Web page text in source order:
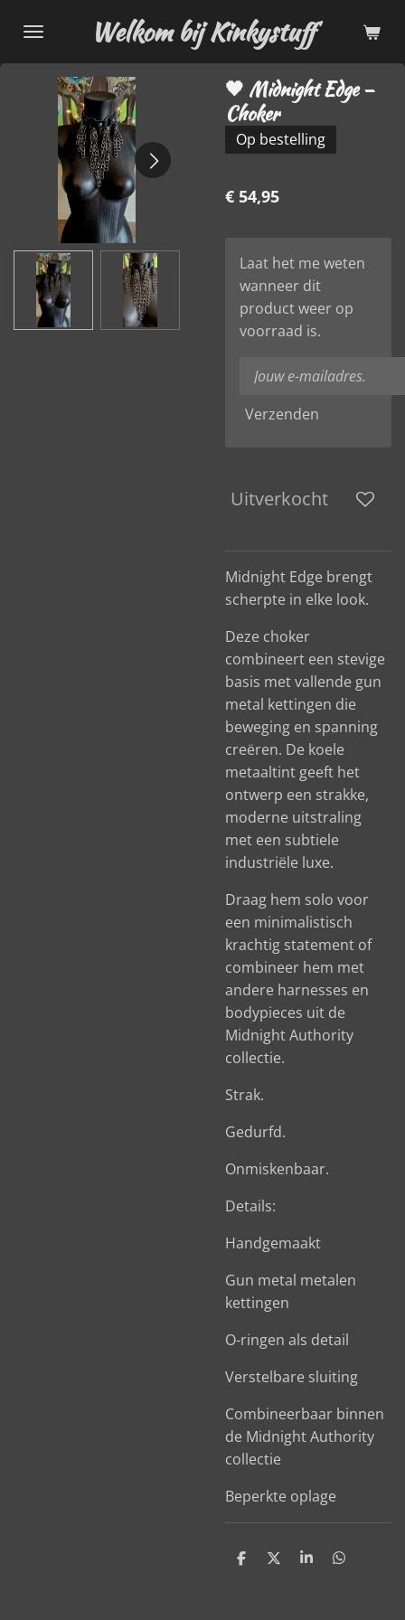
direct
naar
hoofdinhoud
Welkom bij Kinkystuff
🖤 Midnight Edge –
Choker
Op bestelling
€ 54,95
Laat het me weten
wanneer dit
product weer op
voorraad is.
Verzenden
Uitverkocht
Midnight Edge brengt
scherpte in elke look.
Deze choker
combineert een stevige
basis met vallende gun
metal kettingen die
beweging en spanning
creëren. De koele
metaaltint geeft het
ontwerp een strakke,
moderne uitstraling
met een subtiele
industriële luxe.
Draag hem solo voor
een minimalistisch
krachtig statement of
combineer hem met
andere harnesses en
bodypieces uit de
Midnight Authority
collectie.
Strak.
Gedurfd.
Onmiskenbaar.
Details:
Handgemaakt
Gun metal metalen
kettingen
O-ringen als detail
Verstelbare sluiting
Combineerbaar binnen
de Midnight Authority
collectie
Beperkte oplage
D
D
S
D